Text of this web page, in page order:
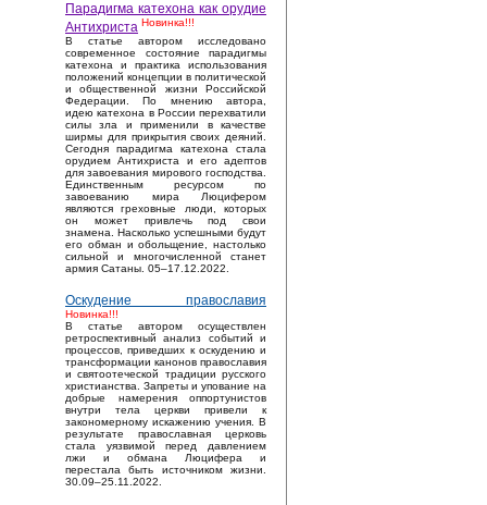
Парадигма катехона как орудие
Антихриста Новинка!!!
В статье автором исследовано
современное состояние парадигмы
катехона и практика использования
положений концепции в политической
и общественной жизни Российской
Федерации. По мнению автора,
идею катехона в России перехватили
силы зла и применили в качестве
ширмы для прикрытия своих деяний.
Сегодня парадигма катехона стала
орудием Антихриста и его адептов
для завоевания мирового господства.
Единственным ресурсом по
завоеванию мира Люцифером
являются греховные люди, которых
он может привлечь под свои
знамена. Насколько успешными будут
его обман и обольщение, настолько
сильной и многочисленной станет
армия Сатаны. 05–17.12.2022.
Оскудение православия
Новинка!!!
В статье автором осуществлен
ретроспективный анализ событий и
процессов, приведших к оскудению и
трансформации канонов православия
и святоотеческой традиции русского
христианства. Запреты и упование на
добрые намерения оппортунистов
внутри тела церкви привели к
закономерному искажению учения. В
результате православная церковь
стала уязвимой перед давлением
лжи и обмана Люцифера и
перестала быть источником жизни.
30.09–25.11.2022.